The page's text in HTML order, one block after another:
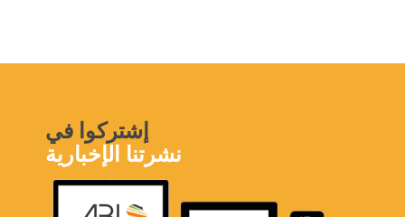
إشتركوا في
نشرتنا الإخبارية